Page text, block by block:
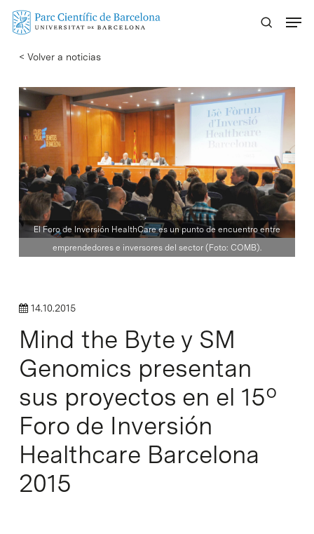
Skip
content
< Volver a noticias
El Foro de Inversión HealthCare es un punto de encuentro entre
emprendedores e inversores del sector (Foto: COMB).
14.10.2015
Mind the Byte y SM
Genomics presentan
sus proyectos en el 15º
Foro de Inversión
Healthcare Barcelona
2015